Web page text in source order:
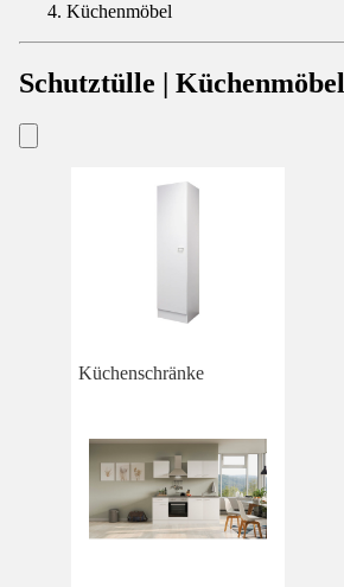
Küchenmöbel
Schutztülle | Küchenmöbel
Küchenschränke